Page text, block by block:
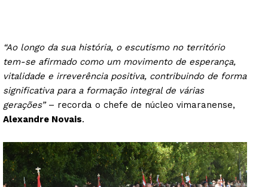
“Ao longo da sua história, o escutismo no território
tem-se afirmado como um movimento de esperança,
vitalidade e irreverência positiva, contribuindo de forma
significativa para a formação integral de várias
gerações”– recorda o chefe de núcleo vimaranense,
Alexandre Novais.